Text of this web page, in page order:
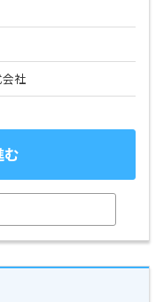
会社